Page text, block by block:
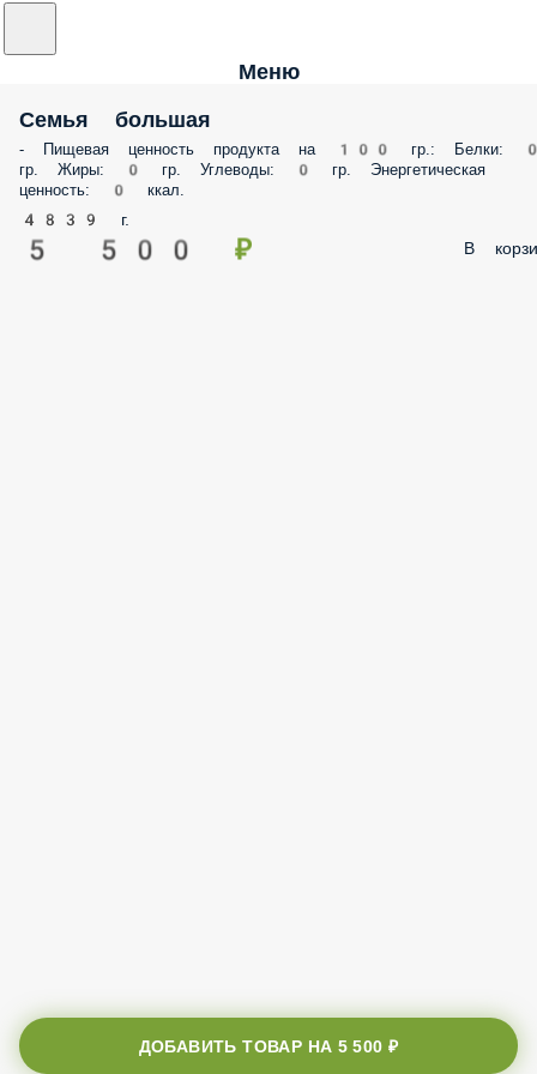
Меню
Семья большая
- Пищевая ценность продукта на 100 гр.: Белки:
гр. Жиры: 0 гр. Углеводы: 0 гр. Энергетическая
ценность: 0 ккал.
4839 г.
5 500 ₽ В
ДОБАВИТЬ ТОВАР НА 5 500 ₽